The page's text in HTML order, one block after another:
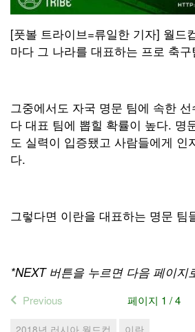
[풋볼 트라이브=류일한 기자] 월드
마다 그 나라를 대표하는 프로 축
그중에서도 자국 명문 팀에 속한
다 대표 팀에 뽑힐 확률이 높다. 명
도 실력이 입증됐고 사람들에게 인
다.
그렇다면 이란을 대표하는 명문 팀
*NEXT 버튼을 누르면 다음 페이지
Previous 페이지 1 / 4
2018년 러시아 월드컵 이란